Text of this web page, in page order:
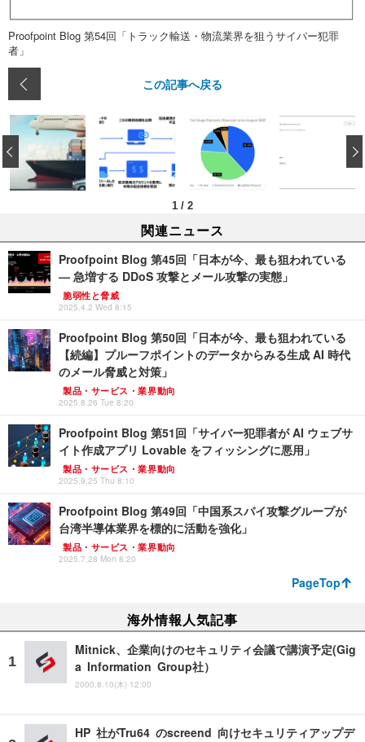
Proofpoint Blog 第54回「トラック輸送・物流業界を狙うサイバー犯罪
者」
この記事へ戻る
1 / 2
‹
関連ニュース
Proofpoint Blog 第45回「日本が今、最も狙われている
— 急増する DDoS 攻撃とメール攻撃の実態」
脆弱性と脅威
2025.4.2 Wed 8:15
Proofpoint Blog 第50回「日本が今、最も狙われている
【続編】プルーフポイントのデータからみる生成 AI 時代
のメール脅威と対策」
製品・サービス・業界動向
2025.8.26 Tue 8:20
Proofpoint Blog 第51回「サイバー犯罪者が AI ウェブサ
イト作成アプリ Lovable をフィッシングに悪用」
製品・サービス・業界動向
2025.9.25 Thu 8:10
Proofpoint Blog 第49回「中国系スパイ攻撃グループが
台湾半導体業界を標的に活動を強化」
製品・サービス・業界動向
2025.7.28 Mon 8:20
PageTop
海外情報人気記事
Mitnick、企業向けのセキュリティ会議で講演予定(Gig
a Information Group社）
2000.8.10(木) 12:00
HP 社がTru64 のscreend 向けセキュリティアップデ